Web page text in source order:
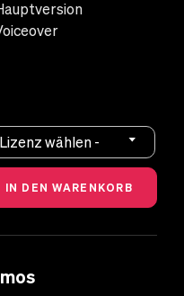
wählen -